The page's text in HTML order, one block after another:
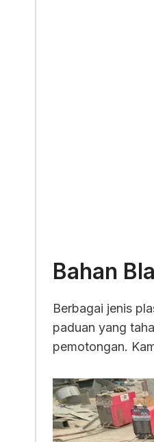
Bahan
Berbagai jenis
paduan yang
pemotongan.